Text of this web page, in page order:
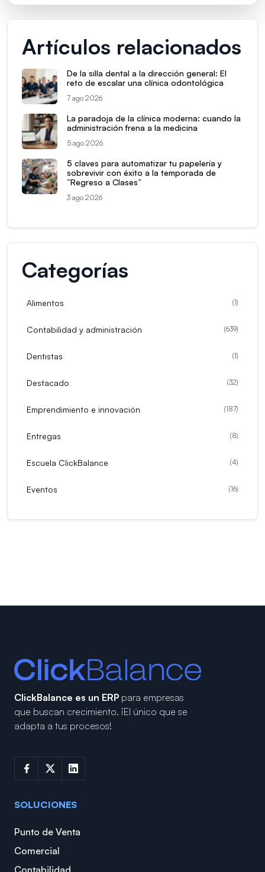
Artículos relacionados
De la silla dental a la dirección general: El
reto de escalar una clínica odontológica
7 ago 2026
La paradoja de la clínica moderna: cuando la
administración frena a la medicina
5 ago 2026
5 claves para automatizar tu papelería y
sobrevivir con éxito a la temporada de
“Regreso a Clases”
3 ago 2026
Categorías
Alimentos (1)
Contabilidad y administración (639)
Dentistas (1)
Destacado (32)
Emprendimiento e innovación (187)
Entregas (8)
Escuela ClickBalance (4)
Eventos (16)
ClickBalance es un ERP para empresas
que buscan crecimiento. ¡El único que se
adapta a tus procesos!
SOLUCIONES
Punto de Venta
Comercial